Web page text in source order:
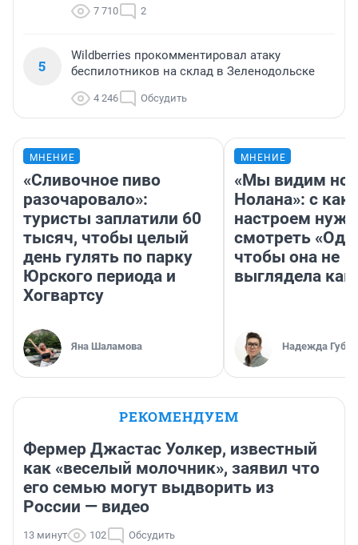
7 710 2
5
Wildberries прокомментировал атаку
беспилотников на склад в Зеленодольске
4 246 Обсудить
МНЕНИЕ
«Сливочное пиво
разочаровало»:
туристы заплатили 60
тысяч, чтобы целый
день гулять по парку
Юрского периода и
Хогвартсу
Яна Шаламова
МНЕНИЕ
«Мы видим
Нолана»: с
настроем
смотреть
чтобы она не
выглядела как
Надежда
РЕКОМЕНДУЕМ
Фермер Джастас Уолкер, известный
как «веселый молочник», заявил что
его семью могут выдворить из
России — видео
13 минут 102 Обсудить